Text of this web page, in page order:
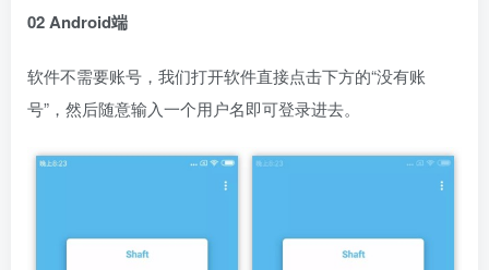
02 Android端
软件不需要账号，我们打开软件直接点击下方的“没有账
号”，然后随意输入一个用户名即可登录进去。